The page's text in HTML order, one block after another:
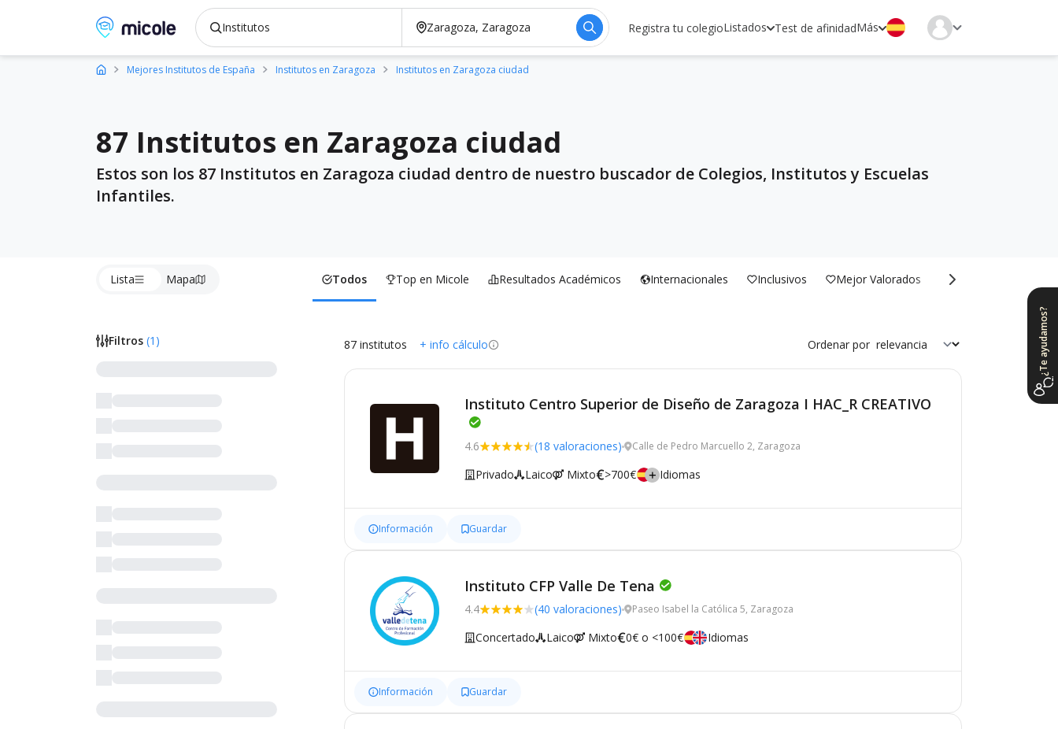
Micole, buscador de colegios Registra tu colegioListados Test de afinidadMás
Mejores Institutos de España Institutos en Zaragoza Institutos en Zaragoza ciudad
87 Institutos en Zaragoza ciudad
Estos son los 87 Institutos en Zaragoza ciudad dentro de nuestro buscador de Colegios, Institutos y Escuelas
Infantiles.
Lista Mapa Todos Top en Micole Resultados Académicos Internacionales Inclusivos Mejor Valorados Bilingües
Filtros (1 ) 87 institutos + info cálculo Ordenar por
Instituto Centro Superior de Diseño de Zaragoza I HAC_R CREATIVO
4.6 (18 valoraciones) Calle de Pedro Marcuello 2, Zaragoza
Privado Laico Mixto >700€ Idiomas
Información Guardar
Instituto CFP Valle De Tena
4.4 (40 valoraciones) Paseo Isabel la Católica 5, Zaragoza
Concertado Laico Mixto 0€ o <100€ Idiomas
Información Guardar
¿Te ayudamos?